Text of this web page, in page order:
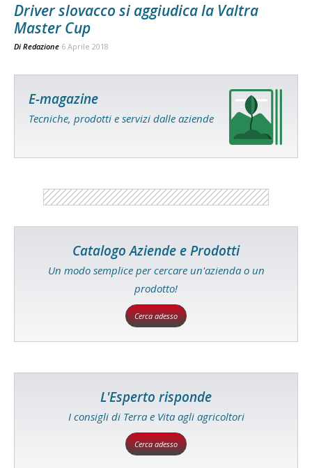
Driver slovacco si aggiudica la Valtra
Master Cup
Di Redazione 6 Aprile 2018
E-magazine
Tecniche, prodotti e servizi dalle aziende
Catalogo Aziende e Prodotti
Un modo semplice per cercare un'azienda o un
prodotto!
Cerca adesso
L'Esperto risponde
I consigli di Terra e Vita agli agricoltori
Cerca adesso